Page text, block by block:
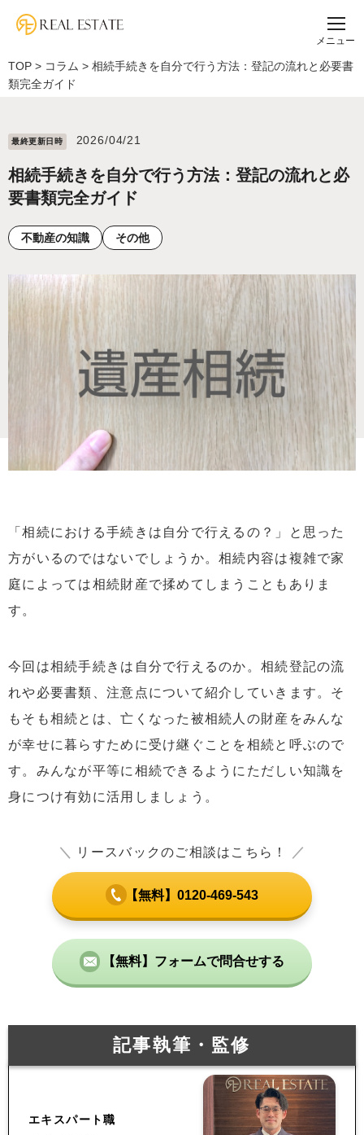
メニュー
TOP > コラム > 相続手続きを自分で行う方法：登記の流れと必要書
類完全ガイド
最終更新⽇時 2026/04/21
相続手続きを自分で行う方法：登記の流れと必
要書類完全ガイド
不動産の知識 その他
「相続における手続きは自分で行えるの？」と思った
方がいるのではないでしょうか。相続内容は複雑で家
庭によっては相続財産で揉めてしまうこともありま
す。
今回は相続手続きは自分で行えるのか。相続登記の流
れや必要書類、注意点について紹介していきます。そ
もそも相続とは、亡くなった被相続人の財産をみんな
が幸せに暮らすために受け継ぐことを相続と呼ぶので
す。みんなが平等に相続できるようにただしい知識を
身につけ有効に活用しましょう。
＼ リースバックのご相談はこちら！ ／
【無料】0120-469-543
【無料】フォームで問合せする
記事執筆・監修
エキスパート職